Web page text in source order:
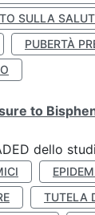
SULLA
PUBERTÀ
to
dello
TUTELA